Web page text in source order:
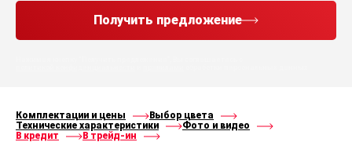
Получить предложение
Комплектации и цены
Выбор цвета
Технические характеристики
Фото и видео
В кредит
В трейд-ин